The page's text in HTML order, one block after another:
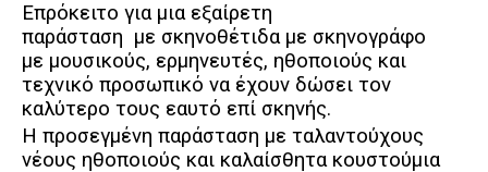
Επρόκειτο για μια εξαίρετη
παράσταση με σκηνοθέτιδα με σκηνογράφο
με μουσικούς, ερμηνευτές, ηθοποιούς και
τεχνικό προσωπικό να έχουν δώσει τον
καλύτερο τους εαυτό επί σκηνής.
Η προσεγμένη παράσταση με ταλαντούχους
νέους ηθοποιούς και καλαίσθητα κουστούμια